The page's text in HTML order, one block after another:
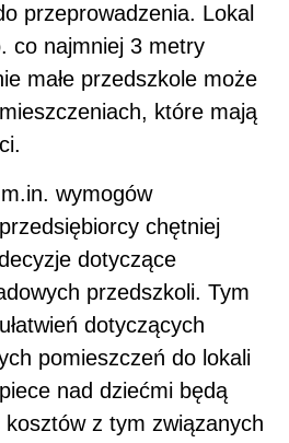
przeprowadzenia. Lokal
co najmniej 3 metry
małe przedszkole może
które mają
wymogów
chętniej
dotyczące
przedszkoli. Tym
dotyczących
pomieszczeń do lokali
nad dziećmi będą
z tym związanych